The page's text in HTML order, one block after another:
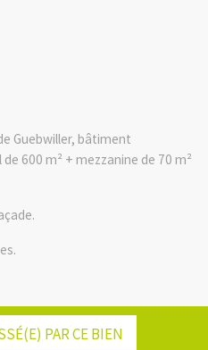
Guebwiller, bâtiment
600 m² + mezzanine de 70 m²
vendeur : les honoraires sont de
à la charge de l’acquéreur
TwitterLinkedInEmail
PAR CE BIEN